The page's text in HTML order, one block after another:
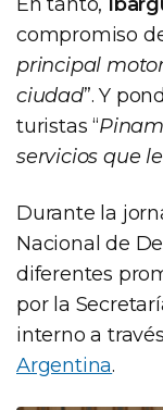
compromiso
principal
ciudad”. Y
turistas “
servicios que
Durante la
Nacional de
diferentes
por la
interno a
Argentina.